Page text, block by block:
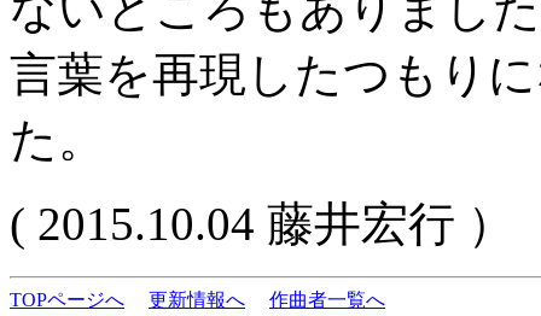
言葉を再現したつもり
た。
( 2015.10.04 藤井宏行 ）
TOPページへ 更新情報へ 作曲者一覧へ